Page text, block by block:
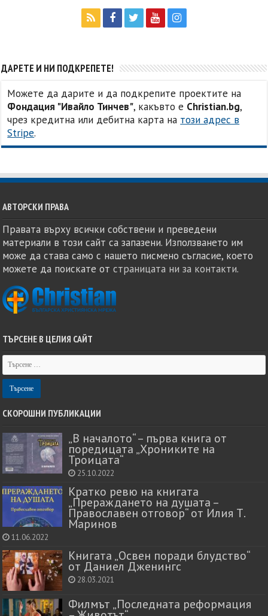
ДАРЕТЕ И НИ ПОДКРЕПЕТЕ!
Можете да дарите и да подкрепите проектите на
Фондация "Ивайло Тинчев", какъвто е Christian.bg,
чрез кредитна или дебитна карта на този адрес в
Stripe.
АВТОРСКИ ПРАВА
Правата върху всички собствени и преведени
материали в този сайт са запазени. Използването им
може да става само с нашето писмено съгласие, което
можете да поискате отстраницата ни за контакти.
ТЪРСЕНЕ В ЦЕЛИЯ САЙТ
СКОРОШНИ ПУБЛИКАЦИИ
„В началото“ – първа книга от
поредицата „Хрониките на
Троицата“
25.10.2022
Кратко ревю на книгата
„Прераждането на душата –
Православен отговор“ от Илия Т.
Маринов
11.06.2022
Книгата „Освен поради блудство“
от Даниел Дженингс
28.03.2021
Филмът „Последната реформация